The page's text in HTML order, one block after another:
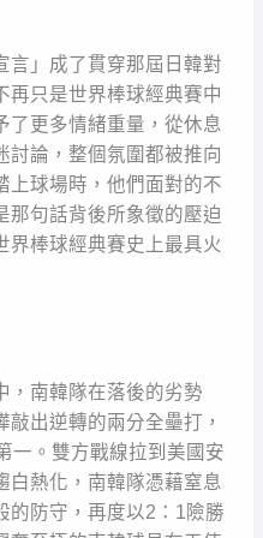
言」成了貫穿那屆日韓對
再只是世界棒球經典賽中
了更多情緒重量，從休息
討論，整個氛圍都被推向
上球場時，他們面對的不
那句話背後所象徵的壓迫
界棒球經典賽史上最具火
，南韓隊在落後的劣勢
出逆轉的兩分全壘打，
一。雙方戰線拉到美國安
白熱化，南韓隊憑藉窒息
的防守，再度以2：1險勝